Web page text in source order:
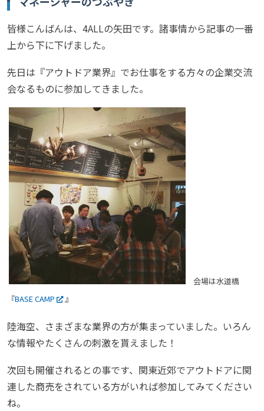
皆様こんばんは、4ALLの矢田です。諸事情から記事の一番
上から下に下げました。
先日は『アウトドア業界』でお仕事をする方々の企業交流
会なるものに参加してきました。
会場は水道橋
『BASE CAMP 』
陸海空、さまざまな業界の方が集まっていました。いろん
な情報やたくさんの刺激を貰えました！
次回も開催されるとの事です、関東近郊でアウトドアに関
連した商売をされている方がいれば参加してみてください
ね。